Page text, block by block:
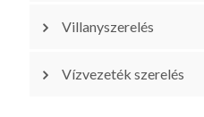
Villanyszerelés
Vízvezeték szerelés